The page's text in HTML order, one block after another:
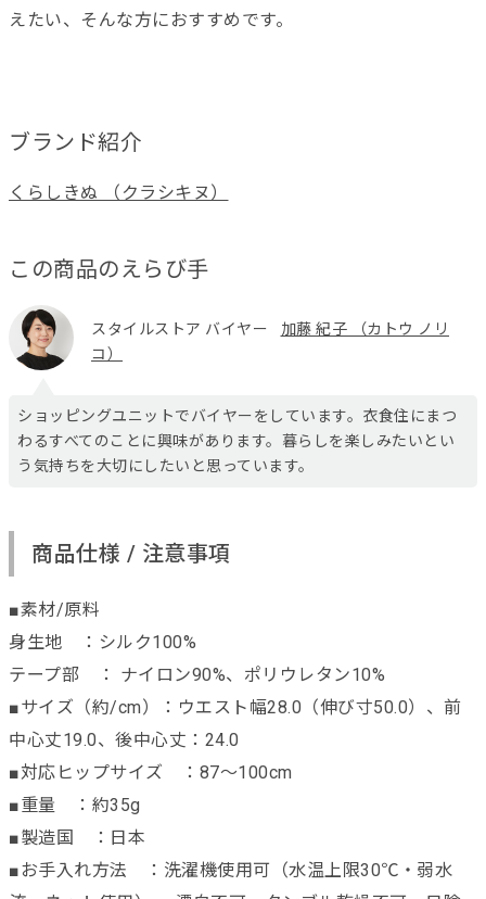
えたい、そんな方におすすめです。
ブランド紹介
くらしきぬ （クラシキヌ）
この商品のえらび手
スタイルストア バイヤー
加藤 紀子 （カトウ ノリ
コ）
ショッピングユニットでバイヤーをしています。衣食住にまつ
わるすべてのことに興味があります。暮らしを楽しみたいとい
う気持ちを大切にしたいと思っています。
商品仕様 / 注意事項
■素材/原料
身生地 ：シルク100%
テープ部 ： ナイロン90%、ポリウレタン10%
■サイズ（約/cm）：ウエスト幅28.0（伸び寸50.0）、前
中心丈19.0、後中心丈：24.0
■対応ヒップサイズ ：87～100cm
■重量 ：約35g
■製造国 ：日本
■お手入れ方法 ：洗濯機使用可（水温上限30℃・弱水